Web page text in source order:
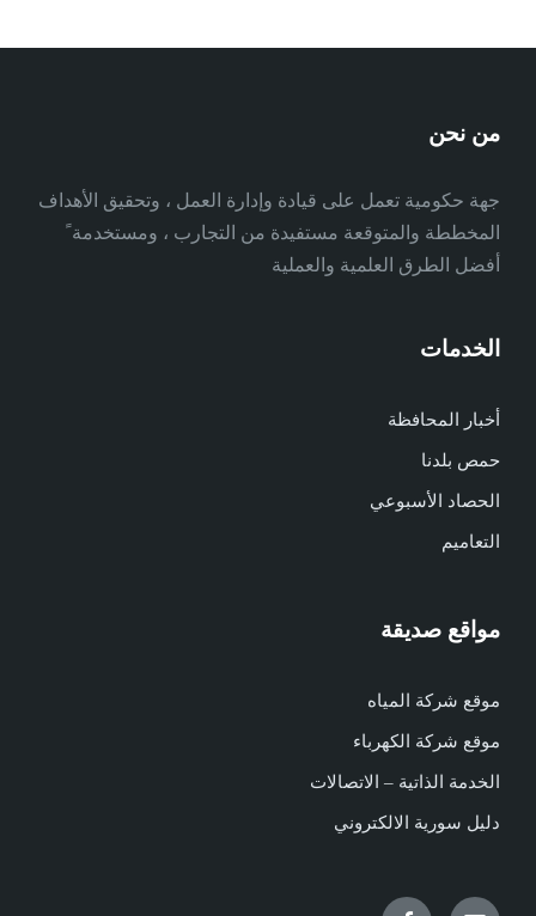
من نحن
جهة حكومية تعمل على قيادة وإدارة العمل ، وتحقيق الأهداف
المخططة والمتوقعة مستفيدة من التجارب ، ومستخدمة ً
أفضل الطرق العلمية والعملية
الخدمات
أخبار المحافظة
حمص بلدنا
الحصاد الأسبوعي
التعاميم
مواقع صديقة
موقع شركة المياه
موقع شركة الكهرباء
الخدمة الذاتية – الاتصالات
دليل سورية الالكتروني